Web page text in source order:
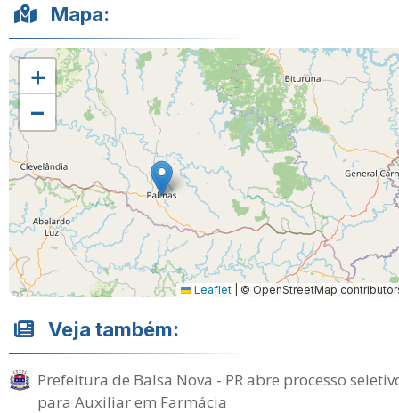
Mapa:
+
−
Leaflet © OpenStreetMap
Veja também:
Prefeitura de Balsa Nova - PR abre processo
para Auxiliar em Farmácia